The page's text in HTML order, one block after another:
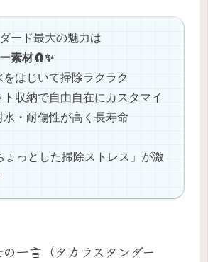
ード最大の魅力は
素材🧲✨
はじいて掃除ラクラク
収納で自由自在にカスタマイ
・耐傷性が高く長寿命
っとした掃除ストレス」が激
一言（タカラスタンダー